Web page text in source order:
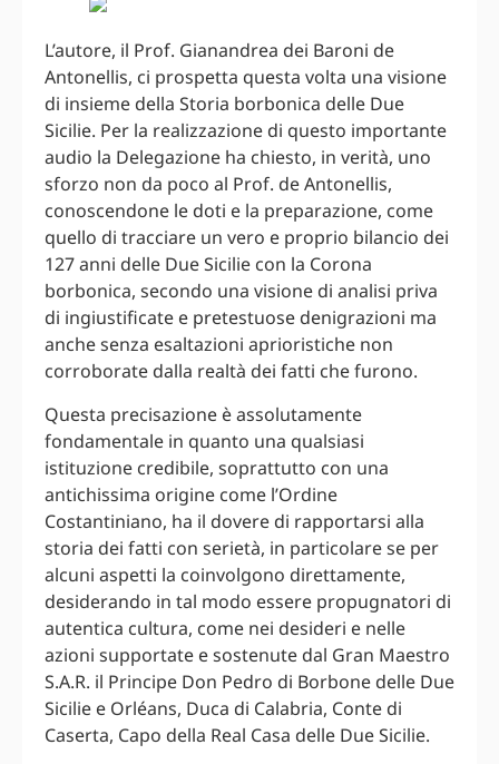
L’autore, il Prof. Gianandrea dei Baroni de
Antonellis, ci prospetta questa volta una visione
di insieme della Storia borbonica delle Due
Sicilie. Per la realizzazione di questo importante
audio la Delegazione ha chiesto, in verità, uno
sforzo non da poco al Prof. de Antonellis,
conoscendone le doti e la preparazione, come
quello di tracciare un vero e proprio bilancio dei
127 anni delle Due Sicilie con la Corona
borbonica, secondo una visione di analisi priva
di ingiustificate e pretestuose denigrazioni ma
anche senza esaltazioni aprioristiche non
corroborate dalla realtà dei fatti che furono.
Questa precisazione è assolutamente
fondamentale in quanto una qualsiasi
istituzione credibile, soprattutto con una
antichissima origine come l’Ordine
Costantiniano, ha il dovere di rapportarsi alla
storia dei fatti con serietà, in particolare se per
alcuni aspetti la coinvolgono direttamente,
desiderando in tal modo essere propugnatori di
autentica cultura, come nei desideri e nelle
azioni supportate e sostenute dal Gran Maestro
S.A.R. il Principe Don Pedro di Borbone delle Due
Sicilie e Orléans, Duca di Calabria, Conte di
Caserta, Capo della Real Casa delle Due Sicilie.